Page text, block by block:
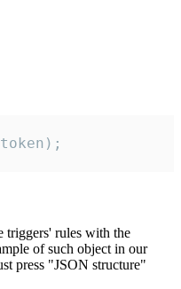
triggers' rules with the
of such object in our
press "JSON structure"